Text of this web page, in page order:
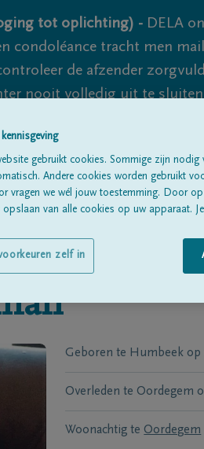
tot oplichting) - DELA
condoléance tracht men
de afzender
nooit volledig uit te
Geboren te Humbeek op
Overleden te Oordegem
Woonachtig te Oordegem
gebruikt cookies. Sommige zijn
Andere cookies worden gebruikt
vragen we wél jouw toestemming. Door
opslaan van alle cookies op uw apparaat.
zelf in